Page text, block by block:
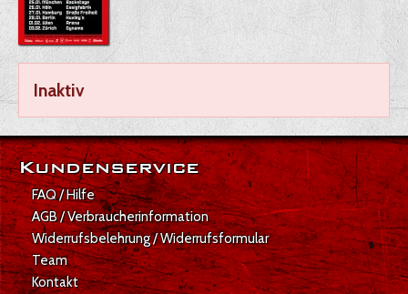
Gutschein
Merchandise
DE
Anmelden
Inaktiv
Kundenservice
FAQ / Hilfe
AGB / Verbraucherinformation
Widerrufsbelehrung / Widerrufsformular
Team
Kontakt